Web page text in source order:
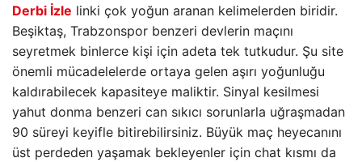
Derbi İzle linki çok yoğun aranan kelimelerden biridir.
Beşiktaş, Trabzonspor benzeri devlerin maçını
seyretmek binlerce kişi için adeta tek tutkudur. Şu site
önemli mücadelelerde ortaya gelen aşırı yoğunluğu
kaldırabilecek kapasiteye maliktir. Sinyal kesilmesi
yahut donma benzeri can sıkıcı sorunlarla uğraşmadan
90 süreyi keyifle bitirebilirsiniz. Büyük maç heyecanını
üst perdeden yaşamak bekleyenler için chat kısmı da